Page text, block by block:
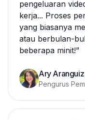
pengeluaran
kerja... Proses
yang biasanya
atau berbulan-
beberapa minit!”
Ary Aranguiz
Pengurus